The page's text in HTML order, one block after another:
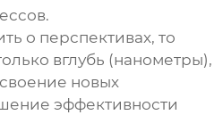
о перспективах, то
вглубь (нанометры),
новых
эффективности